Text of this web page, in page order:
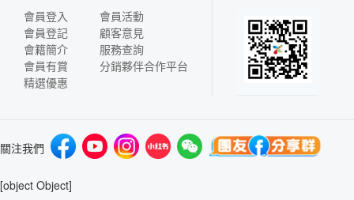
會員登入
會員登記
會籍簡介
會員有賞
精選優惠
會員活動
顧客意見
服務查詢
分銷夥伴合作平台
關注我們
[object Object]